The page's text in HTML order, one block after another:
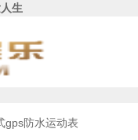
生
gps防水运动表